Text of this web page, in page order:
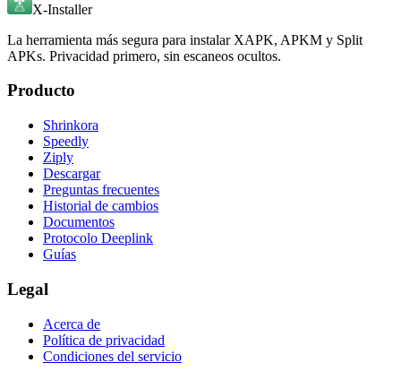
X-Installer
La herramienta más segura para instalar XAPK, APKM y Split
APKs. Privacidad primero, sin escaneos ocultos.
Producto
Shrinkora
Speedly
Ziply
Descargar
Preguntas frecuentes
Historial de cambios
Documentos
Protocolo Deeplink
Guías
Legal
Acerca de
Política de privacidad
Condiciones del servicio